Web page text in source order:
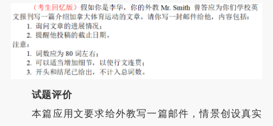
试题评价
本篇应用文要求给外教写一篇邮件，情景创设真实